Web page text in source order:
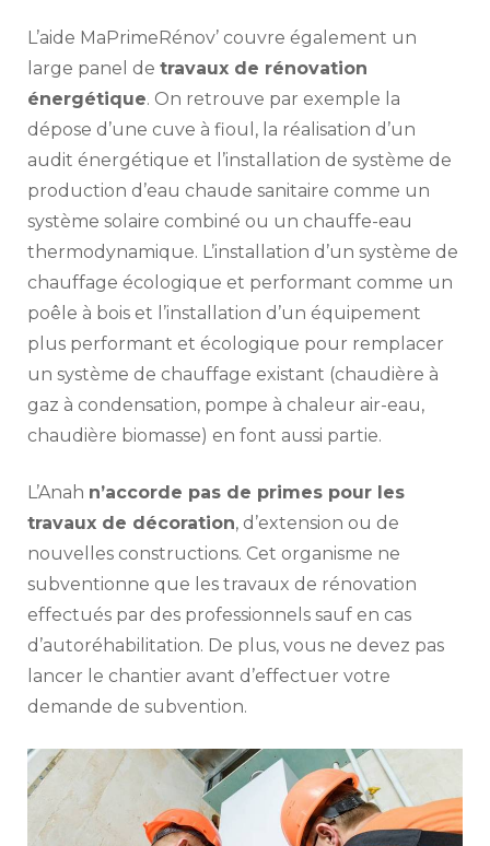
L’aide MaPrimeRénov’ couvre également un
large panel de travaux de rénovation
énergétique. On retrouve par exemple la
dépose d’une cuve à fioul, la réalisation d’un
audit énergétique et l’installation de système de
production d’eau chaude sanitaire comme un
système solaire combiné ou un chauffe-eau
thermodynamique. L’installation d’un système de
chauffage écologique et performant comme un
poêle à bois et l’installation d’un équipement
plus performant et écologique pour remplacer
un système de chauffage existant (chaudière à
gaz à condensation, pompe à chaleur air-eau,
chaudière biomasse) en font aussi partie.
L’Anah n’accorde pas de primes pour les
travaux de décoration, d’extension ou de
nouvelles constructions. Cet organisme ne
subventionne que les travaux de rénovation
effectués par des professionnels sauf en cas
d’autoréhabilitation. De plus, vous ne devez pas
lancer le chantier avant d’effectuer votre
demande de subvention.